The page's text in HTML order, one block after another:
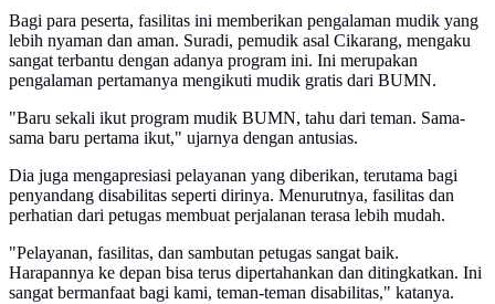
Bagi para peserta, fasilitas ini memberikan pengalaman mudik yang
lebih nyaman dan aman. Suradi, pemudik asal Cikarang, mengaku
sangat terbantu dengan adanya program ini. Ini merupakan
pengalaman pertamanya mengikuti mudik gratis dari BUMN.
"Baru sekali ikut program mudik BUMN, tahu dari teman. Sama-
sama baru pertama ikut," ujarnya dengan antusias.
Dia juga mengapresiasi pelayanan yang diberikan, terutama bagi
penyandang disabilitas seperti dirinya. Menurutnya, fasilitas dan
perhatian dari petugas membuat perjalanan terasa lebih mudah.
"Pelayanan, fasilitas, dan sambutan petugas sangat baik.
Harapannya ke depan bisa terus dipertahankan dan ditingkatkan. Ini
sangat bermanfaat bagi kami, teman-teman disabilitas," katanya.